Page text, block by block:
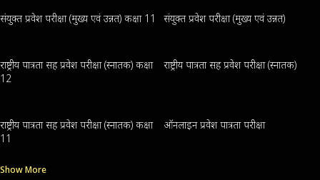
संयुक्त प्रवेश परीक्षा (मुख्य एवं उन्नत) कक्षा 11 संयुक्त प्रवेश परीक्षा (मुख्य एवं उन्नत)
राष्ट्रीय पात्रता सह प्रवेश परीक्षा (स्नातक) कक्षा
12
राष्ट्रीय पात्रता सह प्रवेश परीक्षा (स्नातक)
राष्ट्रीय पात्रता सह प्रवेश परीक्षा (स्नातक) कक्षा
11
ऑनलाइन प्रवेश पात्रता परीक्षा
Show More